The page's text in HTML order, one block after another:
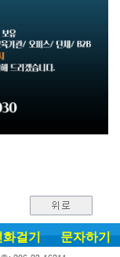
화걸기 문자하기